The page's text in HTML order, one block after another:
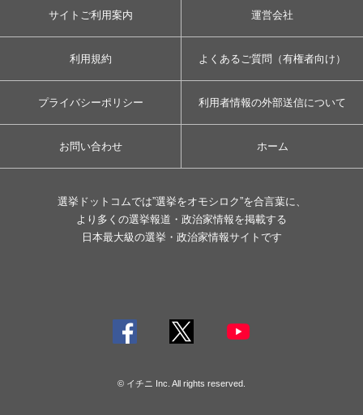
サイトご利用案内 運営会社
利用規約 よくあるご質問（有権者向け）
プライバシーポリシー 利用者情報の外部送信について
お問い合わせ ホーム
選挙ドットコムでは”選挙をオモシロク”を合言葉に、
より多くの選挙報道・政治家情報を掲載する
日本最大級の選挙・政治家情報サイトです
© イチニ Inc. All rights reserved.